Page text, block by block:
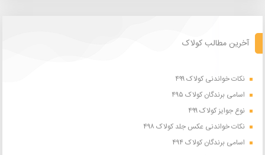
آخرین مطالب کولاک
نکات خواندنی کولاک ۴۹۹
اسامی برندگان کولاک ۴۹۵
نوع جوایز کولاک ۴۹۹
نکات خواندنی عکس جلد کولاک ۴۹۸
اسامی برندگان کولاک ۴۹۴